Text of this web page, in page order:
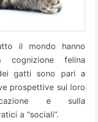
il mondo hanno
felina
gatti sono pari a
prospettive sui loro
e sulla
a “sociali”.